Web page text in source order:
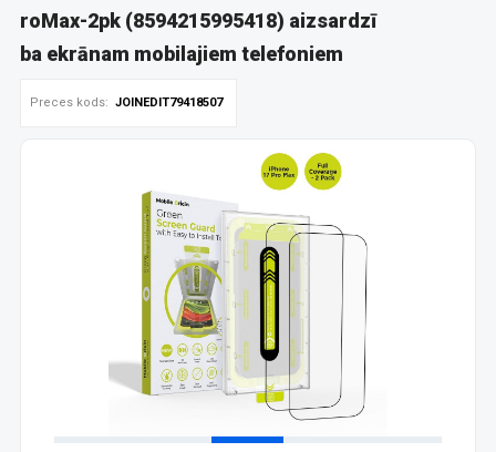
roMax-2pk (8594215995418) aizsardzī
ba ekrānam mobilajiem telefoniem
Preces kods: JOINEDIT79418507